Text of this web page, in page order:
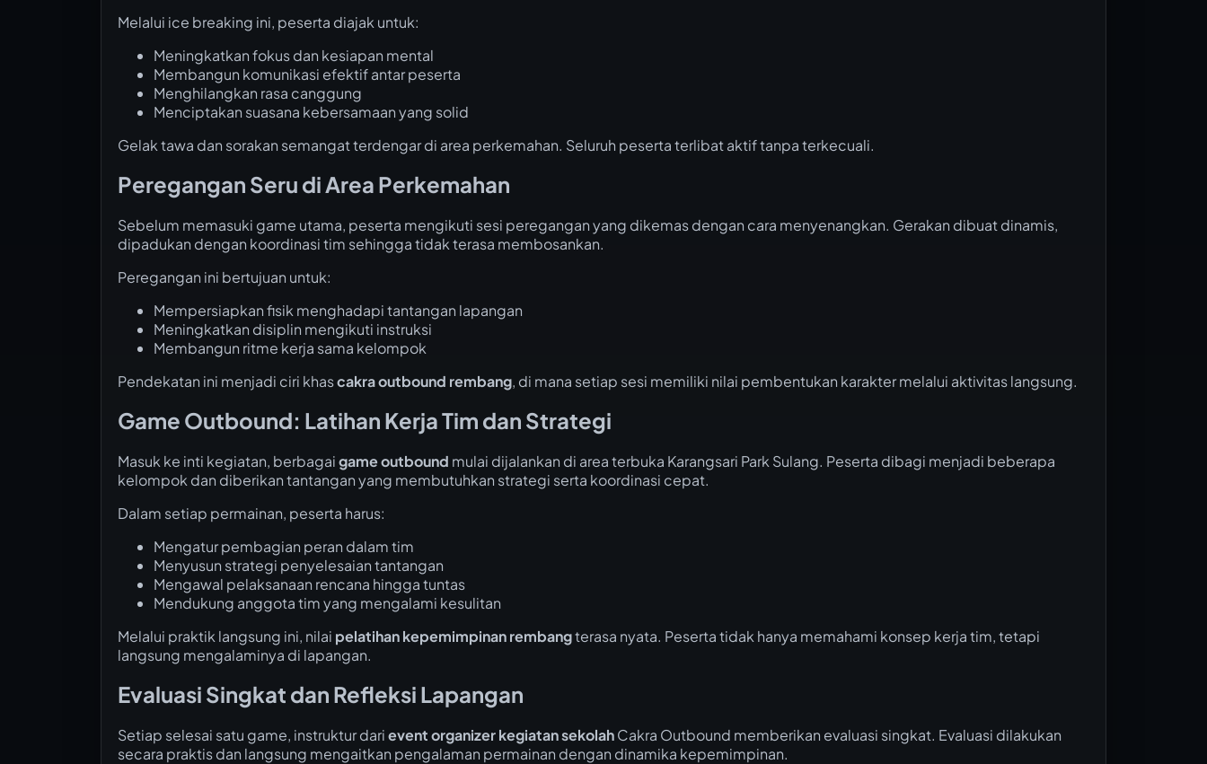
Melalui ice breaking ini, peserta diajak untuk:
Meningkatkan fokus dan kesiapan mental
Membangun komunikasi efektif antar peserta
Menghilangkan rasa canggung
Menciptakan suasana kebersamaan yang solid
Gelak tawa dan sorakan semangat terdengar di area perkemahan. Seluruh peserta terlibat aktif tanpa terkecuali.
Peregangan Seru di Area Perkemahan
Sebelum memasuki game utama, peserta mengikuti sesi peregangan yang dikemas dengan cara menyenangkan. Gerakan dibuat dinamis,
dipadukan dengan koordinasi tim sehingga tidak terasa membosankan.
Peregangan ini bertujuan untuk:
Mempersiapkan fisik menghadapi tantangan lapangan
Meningkatkan disiplin mengikuti instruksi
Membangun ritme kerja sama kelompok
Pendekatan ini menjadi ciri khascakra outbound rembang, di mana setiap sesi memiliki nilai pembentukan karakter melalui aktivitas langsung.
Game Outbound: Latihan Kerja Tim dan Strategi
Masuk ke inti kegiatan, berbagaigame outbound mulai dijalankan di area terbuka Karangsari Park Sulang. Peserta dibagi menjadi beberapa
kelompok dan diberikan tantangan yang membutuhkan strategi serta koordinasi cepat.
Dalam setiap permainan, peserta harus:
Mengatur pembagian peran dalam tim
Menyusun strategi penyelesaian tantangan
Mengawal pelaksanaan rencana hingga tuntas
Mendukung anggota tim yang mengalami kesulitan
Melalui praktik langsung ini, nilai pelatihan kepemimpinan rembangterasa nyata. Peserta tidak hanya memahami konsep kerja tim, tetapi
langsung mengalaminya di lapangan.
Evaluasi Singkat dan Refleksi Lapangan
Setiap selesai satu game, instruktur darievent organizer kegiatan sekolahCakra Outbound memberikan evaluasi singkat. Evaluasi dilakukan
secara praktis dan langsung mengaitkan pengalaman permainan dengan dinamika kepemimpinan.